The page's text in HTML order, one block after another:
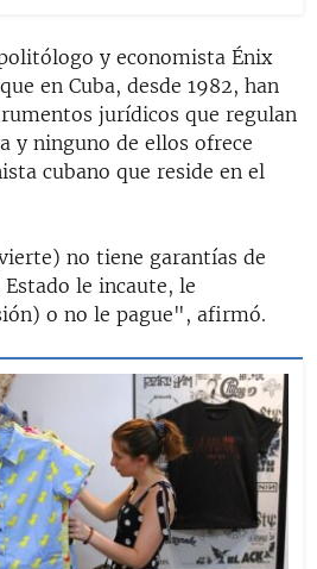
y economista Énix
en Cuba, desde 1982, han
jurídicos que regulan
y ninguno de ellos ofrece
cubano que reside en el
no tiene garantías de
le incaute, le
o no le pague", afirmó.